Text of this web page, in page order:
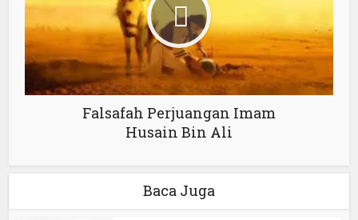
Falsafah Perjuangan Imam
Husain Bin Ali
Baca Juga